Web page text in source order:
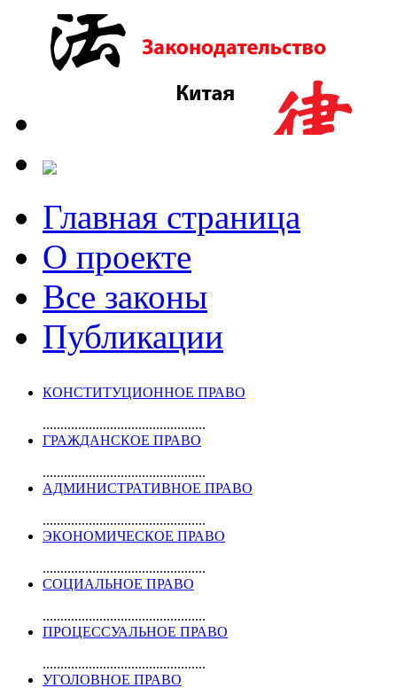
Главная страница
О проекте
Все законы
Публикации
КОНСТИТУЦИОННОЕ ПРАВО
..............................................
ГРАЖДАНСКОЕ ПРАВО
..............................................
АДМИНИСТРАТИВНОЕ ПРАВО
..............................................
ЭКОНОМИЧЕСКОЕ ПРАВО
..............................................
СОЦИАЛЬНОЕ ПРАВО
..............................................
ПРОЦЕССУАЛЬНОЕ ПРАВО
..............................................
УГОЛОВНОЕ ПРАВО